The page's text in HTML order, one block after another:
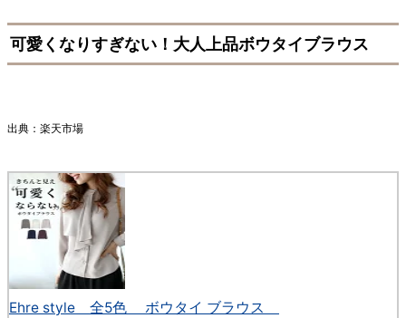
可愛くなりすぎない！大人上品ボウタイブラウス
出典：楽天市場
Ehre style 全5色 ボウタイ ブラウス